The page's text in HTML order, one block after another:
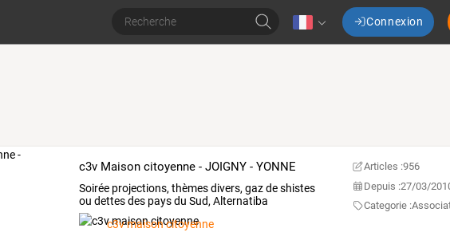
Connexion
c3v Maison citoyenne - JOIGNY - YONNE
Soirée projections, thèmes divers, gaz de shistes
ou dettes des pays du Sud, Alternatiba
c3v maison citoyenne
Articles :956
Depuis :27/03/
Categorie :